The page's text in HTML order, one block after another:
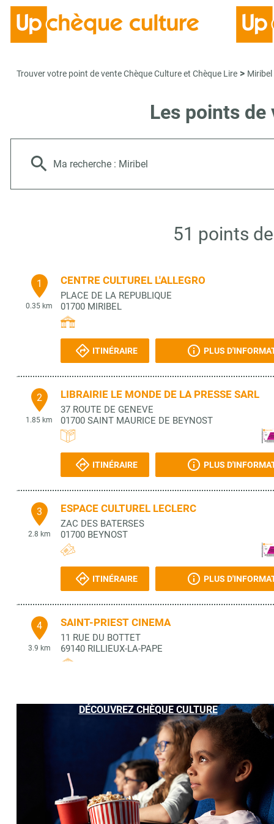
Trouver votre point de vente Chèque Culture et Chèque Lire > Miribel
Les points de
Ma recherche : Miribel
51 points
1
0.35 km
CENTRE CULTUREL L'ALLEGRO
PLACE DE LA REPUBLIQUE
01700 MIRIBEL
ITINÉRAIRE PLUS
2
1.85 km
LIBRAIRIE LE MONDE DE LA PRESSE SARL
37 ROUTE DE GENEVE
01700 SAINT MAURICE DE BEYNOST
ITINÉRAIRE PLUS
3
2.8 km
ESPACE CULTUREL LECLERC
ZAC DES BATERSES
01700 BEYNOST
ITINÉRAIRE PLUS
4
3.9 km
SAINT-PRIEST CINEMA
11 RUE DU BOTTET
69140 RILLIEUX-LA-PAPE
11 RUE DU BOTTET
RILLIEUX LA PAPE
ITINÉRAIRE PLUS
DÉCOUVREZ CHÈQUE CULTURE